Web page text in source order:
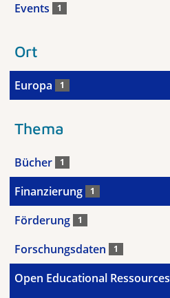
Events 1
Ort
Europa 1
Thema
Bücher 1
Finanzierung 1
Förderung 1
Forschungsdaten 1
Open Educational Ressources